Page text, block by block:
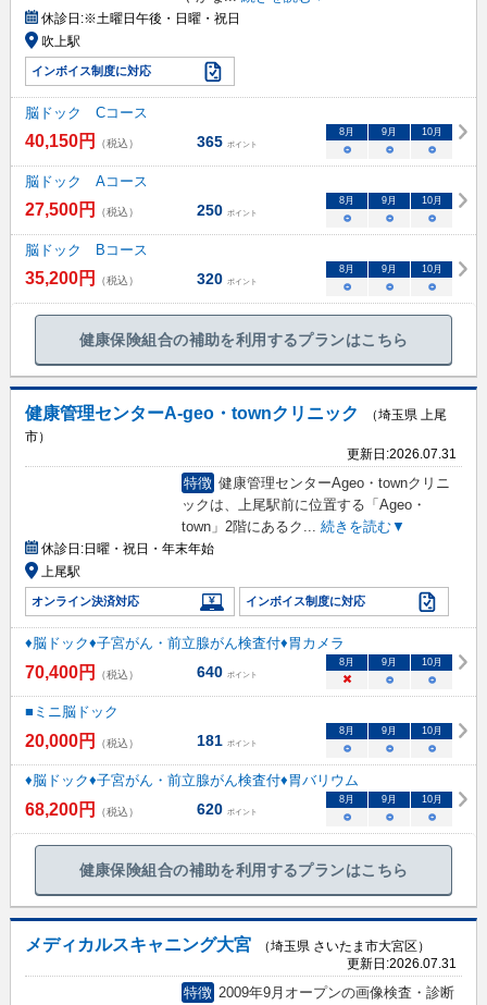
休診日:※土曜日午後・日曜・祝日
吹上駅
インボイス制度に対応
脳ドック Cコース
40,150円 （税込） 365 ポイント
8 月 9 月 10月
○ ○ ○
脳ドック Aコース
27,500円 （税込） 250 ポイント
8 月 9 月 10月
○ ○ ○
脳ドック Bコース
35,200円 （税込） 320 ポイント
8 月 9 月 10月
○ ○ ○
健康保険組合の補助を利用するプランはこちら
健康管理センターA-geo・townクリニック
（埼玉県 上尾
市）
更新日:2026.07.31
特徴 健康管理センターAgeo・townクリニ
ックは、上尾駅前に位置する「Ageo・
town」2階にあるク ... 続きを読む▼
休診日:日曜・祝日・年末年始
上尾駅
オンライン決済対応 インボイス制度に対応
♦脳ドック♦子宮がん・前立腺がん検査付♦胃カメラ
70,400円 （税込） 640 ポイント
8月 9月 10月
× ○ ○
■ミニ脳ドック
20,000円 （税込） 181 ポイント
8月 9月 10月
○ ○ ○
♦脳ドック♦子宮がん・前立腺がん検査付♦胃バリウム
68,200円 （税込） 620 ポイント
8月 9月 10月
○ ○ ○
健康保険組合の補助を利用するプランはこちら
メディカルスキャニング大宮
（埼玉県 さいたま市大宮区）
更新日:2026.07.31
特徴 2009年9月オープンの画像検査・診断